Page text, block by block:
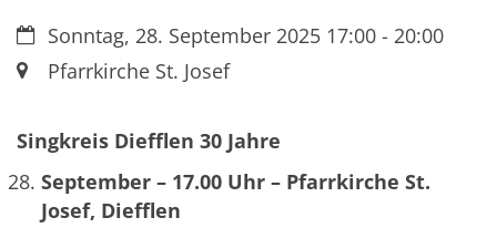
Datum:Sonntag, 28. September 2025 17:00 - 20:00
Ort:Pfarrkirche St. Josef
Singkreis Diefflen 30 Jahre
September – 17.00 Uhr – Pfarrkirche St.
Josef, Diefflen